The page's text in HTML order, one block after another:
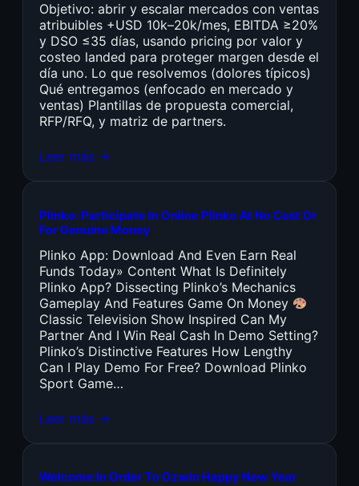
Objetivo: abrir y escalar mercados con ventas
atribuibles +USD 10k–20k/mes, EBITDA ≥20%
y DSO ≤35 días, usando pricing por valor y
costeo landed para proteger margen desde el
día uno. Lo que resolvemos (dolores típicos)
Qué entregamos (enfocado en mercado y
ventas) Plantillas de propuesta comercial,
RFP/RFQ, y matriz de partners.
Leer más →
Plinko: Participate In Online Plinko At No Cost Or
For Genuine Money
Plinko App: Download And Even Earn Real
Funds Today» Content What Is Definitely
Plinko App? Dissecting Plinko’s Mechanics
Gameplay And Features Game On Money
Classic Television Show Inspired Can My
Partner And I Win Real Cash In Demo Setting?
Plinko’s Distinctive Features How Lengthy
Can I Play Demo For Free? Download Plinko
Sport Game…
Leer más →
Welcome In Order To Ozwin Happy New Year